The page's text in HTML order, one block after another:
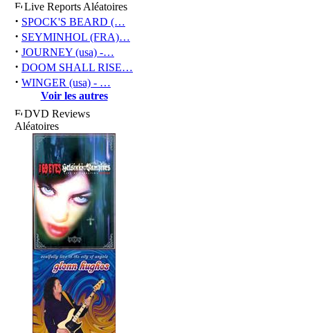
Live Reports Aléatoires
· SPOCK'S BEARD (…
· SEYMINHOL (FRA)…
· JOURNEY (usa) -…
· DOOM SHALL RISE…
· WINGER (usa) - …
Voir les autres
DVD Reviews
Aléatoires